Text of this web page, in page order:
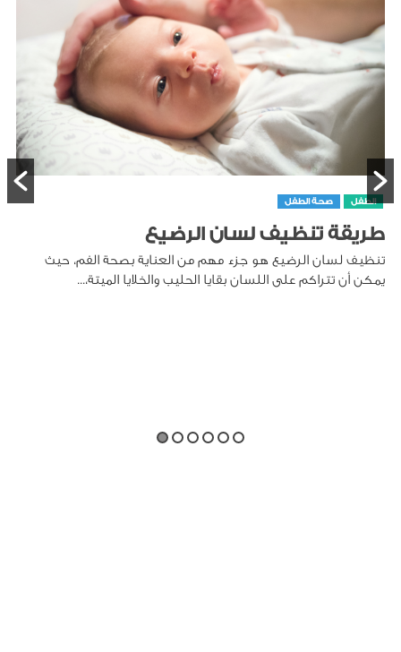
حديثي الولادة
انخفاض السكر عند الأطفال حديثي الولادة
انخفاض السكر في الدم عند الأطفال حديثي الولادة، أو نقص سكر
الدم الوليدي، هو حالة تحدث عندما ينخفض مستوى السكر...